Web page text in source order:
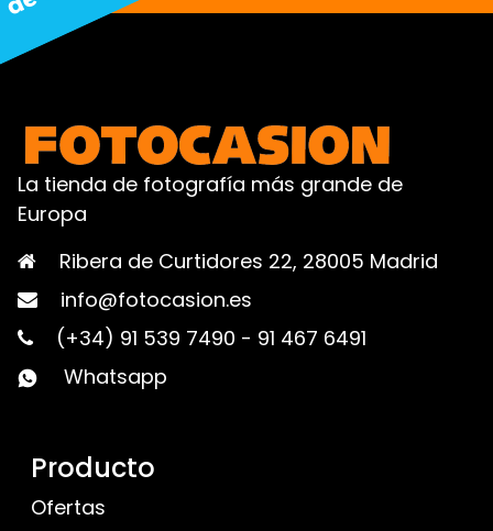
La tienda de fotografía más grande de
Europa
Ribera de Curtidores 22, 28005 Madrid
info@fotocasion.es
(+34) 91 539 7490 - 91 467 6491
Whatsapp
Producto
Ofertas